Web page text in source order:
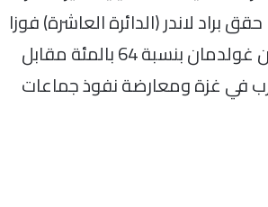
مريحا بنسبة 55.7 بالمئة، فيما حقق براد لاندر (الدائرة العاشرة) فوزا
أوليا كاسحا على النائب الحالي المدعوم من “إيباك” دان غولدمان بنسبة 64 بالمئة مقابل
في غزة ومعارضة نفوذ جماعات